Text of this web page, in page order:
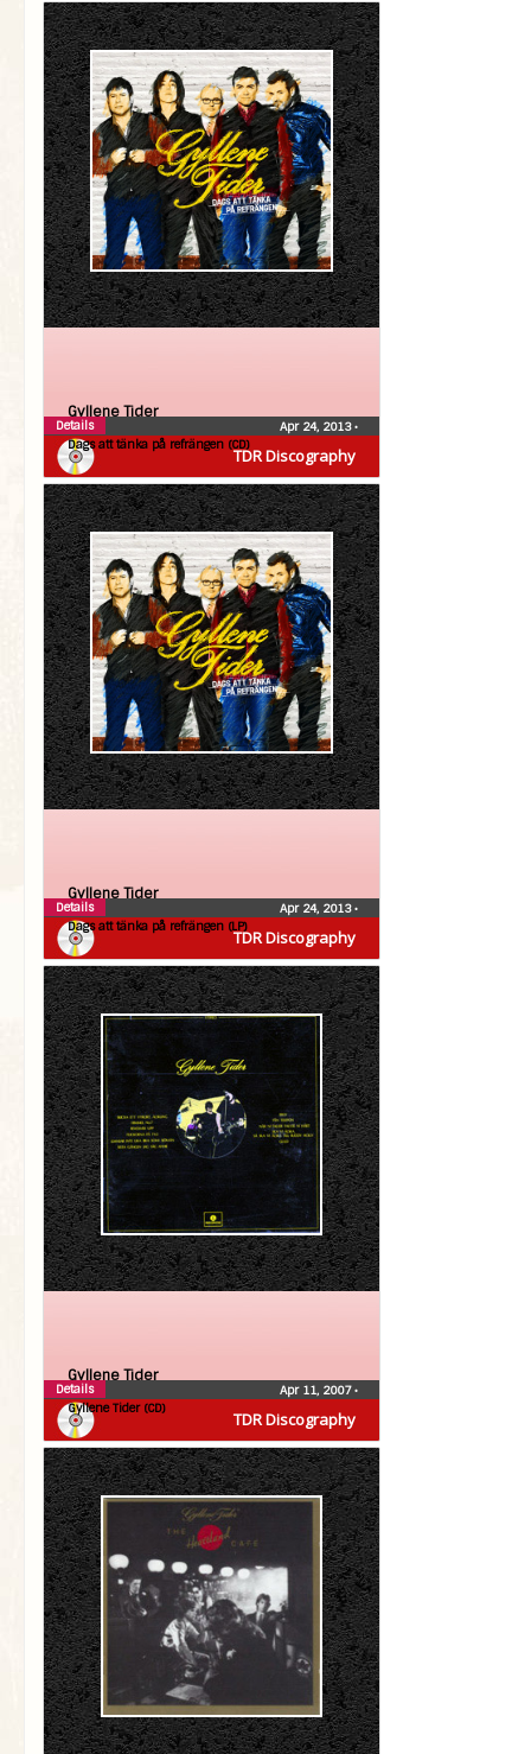
TDR Discography
Gyllene Tider
Dags att tänka på refrängen (CD)
Apr 24, 2013•
Details
TDR Discography
Gyllene Tider
Dags att tänka på refrängen (LP)
Apr 24, 2013•
Details
TDR Discography
Gyllene Tider
Gyllene Tider (CD)
Apr 11, 2007•
Details